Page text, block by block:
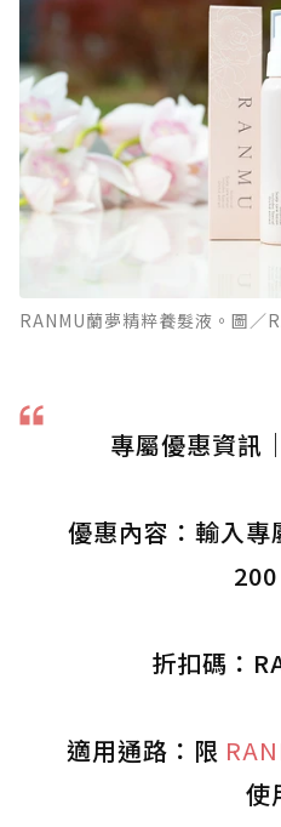
RANMU蘭夢精粹養髮液。圖／
專屬優惠資訊
優惠內容：輸入
折扣碼：
適用通路：限
使